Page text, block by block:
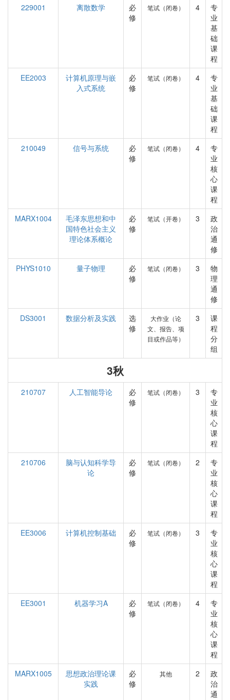
229001
离散数学
必
修
笔试（闭卷） 4
专
业
基
础
课
程
EE2003
计算机原理与嵌
入式系统
必
修
笔试（闭卷） 4
专
业
基
础
课
程
210049
信号与系统
必
修
笔试（闭卷） 4
专
业
核
心
课
程
MARX1004
毛泽东思想和中
国特色社会主义
理论体系概论
必
修
笔试（开卷） 3
政
治
通
修
PHYS1010
量子物理
必
修
笔试（闭卷） 3
物
理
通
修
DS3001
数据分析及实践
选
修
大作业（论
文、报告、项
目或作品等）
3
课
程
分
组
3秋
210707 人工智能导论
必
修
笔试（闭卷） 3
专
业
核
心
课
程
210706
脑与认知科学导
论
必
修
笔试（闭卷） 2
专
业
核
心
课
程
EE3006
计算机控制基础
必
修
笔试（闭卷） 3
专
业
核
心
课
程
EE3001
机器学习A
必
修
笔试（闭卷） 4
专
业
核
心
课
程
MARX1005
思想政治理论课
实践
必
修
其他 2
政
治
通